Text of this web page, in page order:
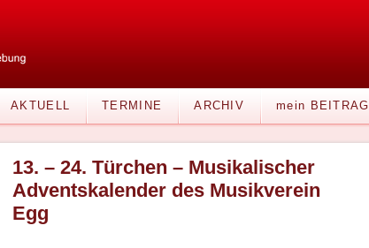
AKTUELL TERMINE ARCHIV mein BEITRAG
13. – 24. Türchen – Musikalischer
Adventskalender des Musikverein
Egg